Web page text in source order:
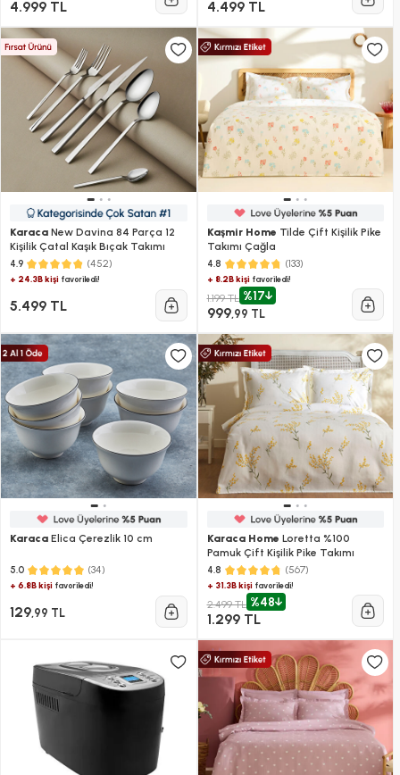
4.999 TL 4.499 TL
Karaca New Davina 84 Parça 12
Kişilik Çatal Kaşık Bıçak Takımı
4.9 (452)
+ 24.3B kişi favoriledi!
5.499 TL
Kaşmir Home Tilde Çift Kişilik Pike
Takımı Çağla
4.8 (133)
+ 8.2B kişifavoriledi!
1.199 TL %17
999,99 TL
Karaca Elica Çerezlik 10 cm
5.0 (34)
+ 6.8B kişi favoriledi!
129,99 TL
Karaca Home Loretta %100
Pamuk Çift Kişilik Pike Takımı
4.8 (567)
+ 31.3B kişifavoriledi!
2.499 TL %48
1.299 TL